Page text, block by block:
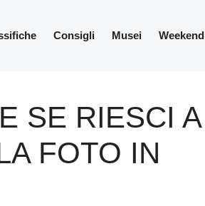
Consigli Musei Weekend
SE RIESCI A
FOTO IN